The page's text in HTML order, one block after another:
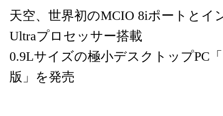
天空、世界初のMCIO 8iポートと
Ultraプロセッサー搭載
0.9Lサイズの極小デスクトップPC
版」を発売